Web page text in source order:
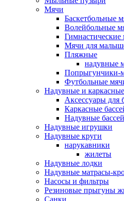
Мячи
Баскетбольные
Волейбольные
Гимнастические
Мячи для
Пляжные
надувные
Попрыгунчики-
Футбольные
Надувные и
Аксессуары для
Каркасные
Надувные
Надувные игрушки
Надувные круги
нарукавники
жилеты
Надувные лодки
Надувные матрасы-
Насосы и фильтры
Резиновые прыгуны
Санки